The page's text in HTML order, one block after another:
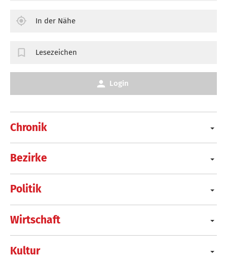
Chronik
Bezirke
Politik
Wirtschaft
Kultur
In der Nähe
Lesezeichen
Login